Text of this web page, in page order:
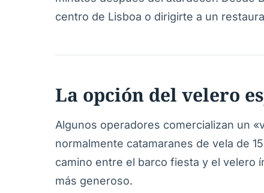
centro de Lisboa o dirigirte a un
La opción del velero
Algunos operadores comercializan un
normalmente catamaranes de vela de
camino entre el barco fiesta y el velero
más generoso.